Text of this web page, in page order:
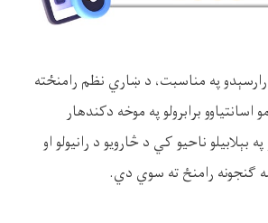
په مناسبت، د ښاري نظم رامنځته
اسانتیاوو برابرولو په موخه دکندهار
بېلابیلو ناحیو کي د څارویو د رانیولو او
ګنجونه رامنځ ته سوي دي.